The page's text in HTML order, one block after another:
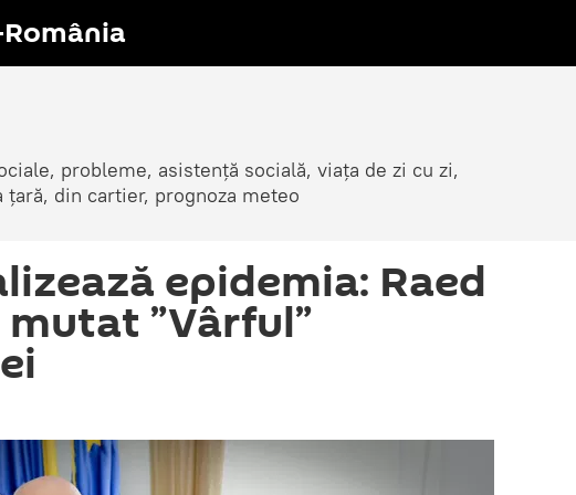
probleme, asistență socială, viața de zi cu zi,
din cartier, prognoza meteo
epidemia: Raed
”Vârful”